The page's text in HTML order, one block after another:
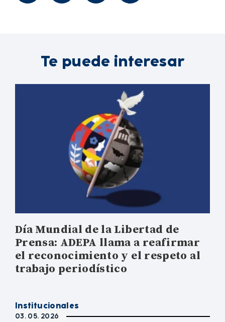
Te puede interesar
Día Mundial de la Libertad de
Prensa: ADEPA llama a reafirmar
el reconocimiento y el respeto al
trabajo periodístico
Institucionales
03. 05. 2026